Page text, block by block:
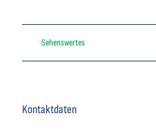
Sehenswertes
Kontaktdaten